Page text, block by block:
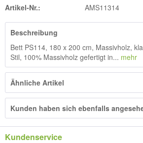
Artikel-Nr.: AMS11314
Beschreibung
Bett PS114, 180 x 200 cm, Massivholz,
Stil, 100% Massivholz gefertigt in... mehr
Ähnliche Artikel
Kunden haben sich ebenfalls
Kundenservice